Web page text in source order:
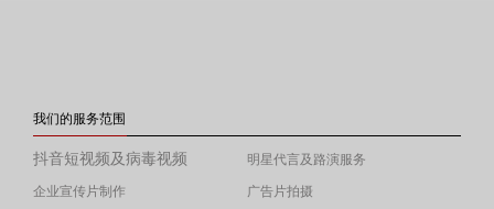
我们的服务范围
抖音短视频及病毒视频
明星代言及路演服务
企业宣传片制作
广告片拍摄